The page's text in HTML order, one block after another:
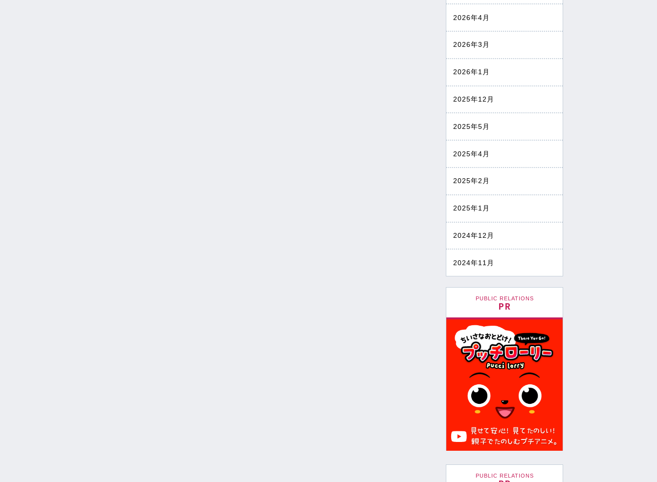
2026年4月
2026年3月
2026年1月
2025年12月
2025年5月
2025年4月
2025年2月
2025年1月
2024年12月
2024年11月
PUBLIC RELATIONS
PR
PUBLIC RELATIONS